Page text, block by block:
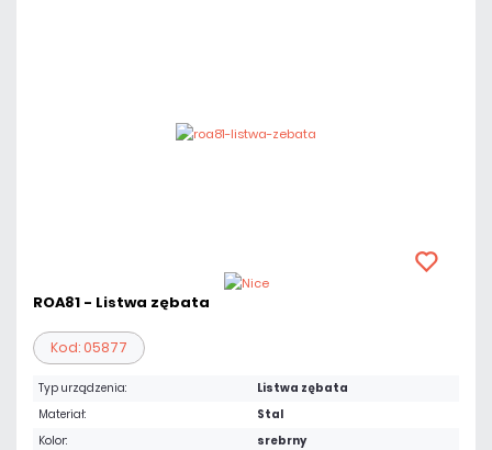
ROA81 - Listwa zębata
Kod: 05877
Typ urządzenia:
Listwa zębata
Materiał:
Stal
Kolor:
srebrny